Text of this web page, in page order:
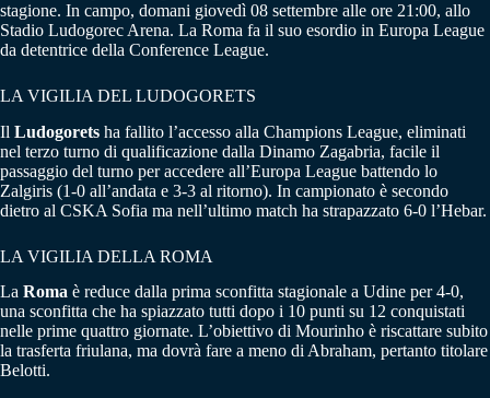
stagione. In campo, domani giovedì 08 settembre alle ore 21:00, allo
Stadio Ludogorec Arena. La Roma fa il suo esordio in Europa League
da detentrice della Conference League.
LA VIGILIA DEL LUDOGORETS
Il Ludogorets ha fallito l’accesso alla Champions League, eliminati
nel terzo turno di qualificazione dalla Dinamo Zagabria, facile il
passaggio del turno per accedere all’Europa League battendo lo
Zalgiris (1-0 all’andata e 3-3 al ritorno). In campionato è secondo
dietro al CSKA Sofia ma nell’ultimo match ha strapazzato 6-0 l’Hebar.
LA VIGILIA DELLA ROMA
La Roma è reduce dalla prima sconfitta stagionale a Udine per 4-0,
una sconfitta che ha spiazzato tutti dopo i 10 punti su 12 conquistati
nelle prime quattro giornate. L’obiettivo di Mourinho è riscattare subito
la trasferta friulana, ma dovrà fare a meno di Abraham, pertanto titolare
Belotti.